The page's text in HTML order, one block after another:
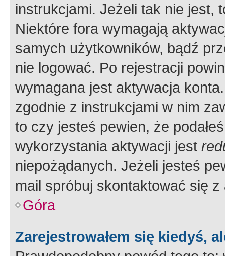
instrukcjami. Jeżeli tak nie jest,
Niektóre fora wymagają
samych użytkowników, bądź
nie logować. Po rejestracji
wymagana jest aktywacja
zgodnie z instrukcjami w nim
to czy jesteś pewien, że
wykorzystania aktywacji jest
niepożądanych. Jeżeli jesteś
mail spróbuj skontaktować się
Góra
Zarejestrowałem się kiedyś,